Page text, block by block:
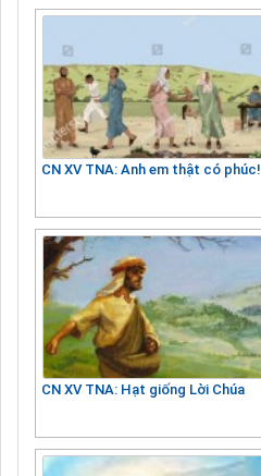
CN XV TNA: Anh em thật có phúc!
CN XV TNA: Hạt giống Lời Chúa